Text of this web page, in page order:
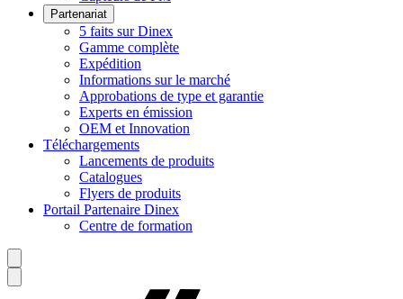
Partenariat
5 faits sur Dinex
Gamme complète
Expédition
Informations sur le marché
Approbations de type et garantie
Experts en émission
OEM et Innovation
Téléchargements
Lancements de produits
Catalogues
Flyers de produits
Portail Partenaire Dinex
Centre de formation